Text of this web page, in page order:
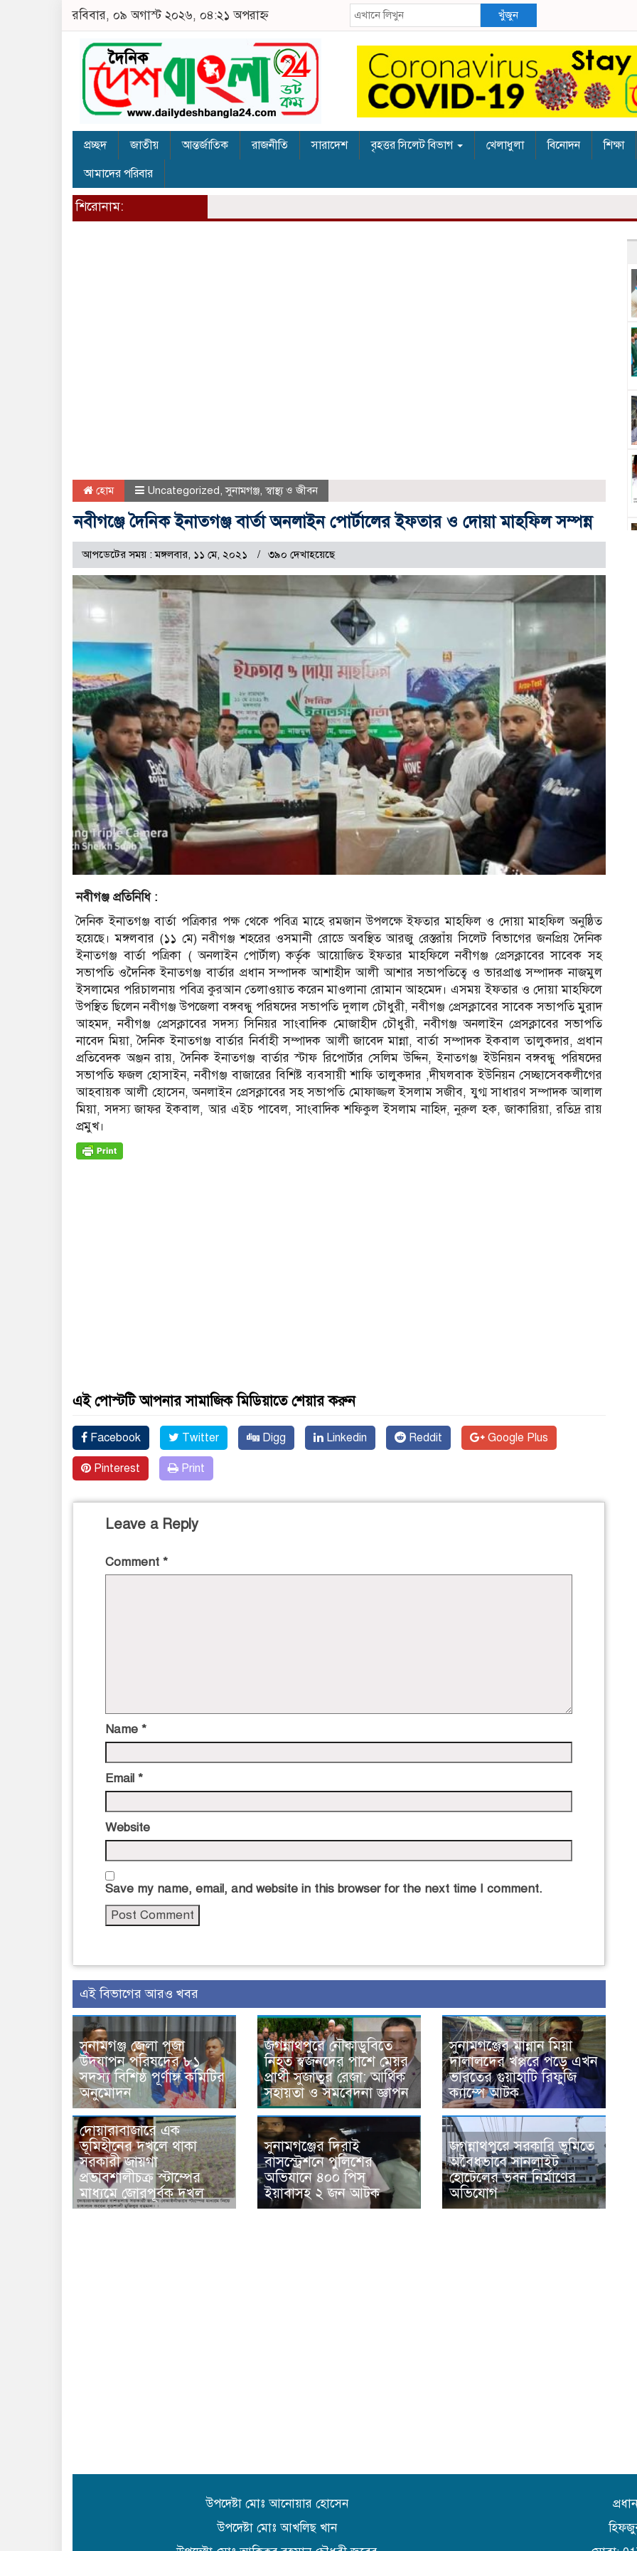
রবিবার, ০৯ অগাস্ট ২০২৬, ০৪:২১ অপরাহ্ন খুঁজুন
প্রচ্ছদ জাতীয় আন্তর্জাতিক রাজনীতি সারাদেশ বৃহত্তর সিলেট বিভাগ খেলাধুলা বিনোদন শিক্ষা
আমাদের পরিবার
শিরোনাম:
হোম Uncategorized,সুনামগঞ্জ,স্বাস্থ্য ও জীবন
নবীগঞ্জে দৈনিক ইনাতগঞ্জ বার্তা অনলাইন পোর্টালের ইফতার ও দোয়া মাহফিল সম্পন্ন
আপডেটের সময় : মঙ্গলবার, ১১ মে, ২০২১ ৩৯০ দেখাহয়েছে
নবীগঞ্জ প্রতিনিধি :
দৈনিক ইনাতগঞ্জ বার্তা পত্রিকার পক্ষ থেকে পবিত্র মাহে রমজান উপলক্ষে ইফতার মাহফিল ও দোয়া মাহফিল অনুষ্ঠিত
হয়েছে। মঙ্গলবার (১১ মে) নবীগঞ্জ শহরের ওসমানী রোডে অবস্থিত আরজু রেস্তরাঁয় সিলেট বিভাগের জনপ্রিয় দৈনিক
ইনাতগঞ্জ বার্তা পত্রিকা ( অনলাইন পোর্টাল) কর্তৃক আয়োজিত ইফতার মাহফিলে নবীগঞ্জ প্রেসক্লাবের সাবেক সহ
সভাপতি ওদৈনিক ইনাতগঞ্জ বার্তার প্রধান সম্পাদক আশাহীদ আলী আশার সভাপতিত্বে ও ভারপ্রাপ্ত সম্পাদক নাজমুল
ইসলামের পরিচালনায় পবিত্র কুরআন তেলাওয়াত করেন মাওলানা রোমান আহমেদ। এসময় ইফতার ও দোয়া মাহফিলে
উপস্থিত ছিলেন নবীগঞ্জ উপজেলা বঙ্গবন্ধু পরিষদের সভাপতি দুলাল চৌধুরী, নবীগঞ্জ প্রেসক্লাবের সাবেক সভাপতি মুরাদ
আহমদ, নবীগঞ্জ প্রেসক্লাবের সদস্য সিনিয়র সাংবাদিক মোজাহীদ চৌধুরী, নবীগঞ্জ অনলাইন প্রেসক্লাবের সভাপতি
নাবেদ মিয়া, দৈনিক ইনাতগঞ্জ বার্তার নির্বাহী সম্পাদক আলী জাবেদ মান্না, বার্তা সম্পাদক ইকবাল তালুকদার, প্রধান
প্রতিবেদক অঞ্জন রায়, দৈনিক ইনাতগঞ্জ বার্তার স্টাফ রিপোর্টার সেলিম উদ্দিন, ইনাতগঞ্জ ইউনিয়ন বঙ্গবন্ধু পরিষদের
সভাপতি ফজল হোসাইন, নবীগঞ্জ বাজারের বিশিষ্ট ব্যবসায়ী শাফি তালুকদার ,দীঘলবাক ইউনিয়ন সেচ্ছাসেবকলীগের
আহবায়ক আলী হোসেন, অনলাইন প্রেসক্লাবের সহ সভাপতি মোফাজ্জল ইসলাম সজীব, যুগ্ম সাধারণ সম্পাদক আলাল
মিয়া, সদস্য জাফর ইকবাল, আর এইচ পাবেল, সাংবাদিক শফিকুল ইসলাম নাহিদ, নুরুল হক, জাকারিয়া, রতিদ্র রায়
প্রমুখ।
এই পোস্টটি আপনার সামাজিক মিডিয়াতে শেয়ার করুন
Facebook Twitter Digg Linkedin Reddit Google Plus
Pinterest Print
Leave a Reply
Comment *
Name *
Email *
Website
Save my name, email, and website in this browser for the next time I comment.
এই বিভাগের আরও খবর
সুনামগঞ্জ জেলা পূজা
উদযাপন পরিষদের ৮১
সদস্য বিশিষ্ঠ পূর্ণাঙ্গ কমিটির
অনুমোদন
জগন্নাথপুরে নৌকাডুবিতে
নিহত স্বজনদের পাশে মেয়র
প্রার্থী সুজাতুর রেজা: আর্থিক
সহায়তা ও সমবেদনা জ্ঞাপন
সুনামগঞ্জের মান্নান মিয়া
দালালদের খপ্পরে পড়ে এখন
ভারতের গুয়াহাটি রিফুজি
ক্যাম্পে আটক
দোয়ারাবাজারে এক
ভূমিহীনের দখলে থাকা
সরকারী জায়গা
প্রভাবশালীচক্র স্টাম্পের
মাধ্যমে জোরপূর্বক দখল
সুনামগঞ্জের দিরাই
বাসস্ট্রেশনে পুলিশের
অভিযানে ৪০০ পিস
ইয়াবাসহ ২ জন আটক
জগন্নাথপুরে সরকারি ভূমিতে
অবৈধভাবে সানলাইট
হোটেলের ভবন নির্মাণের
অভিযোগ
উপদেষ্টা মোঃ আনোয়ার হোসেন
উপদেষ্টা মোঃ আখলিছ খান